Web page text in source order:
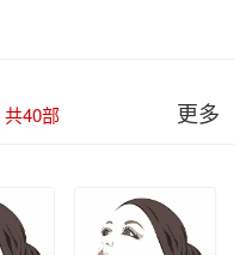
更多
共40部